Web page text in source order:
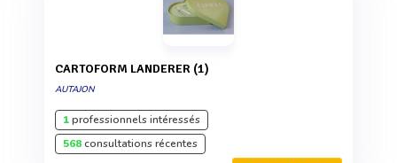
CARTOFORM LANDERER (1)
AUTAJON
1professionnels intéressés
568consultations récentes